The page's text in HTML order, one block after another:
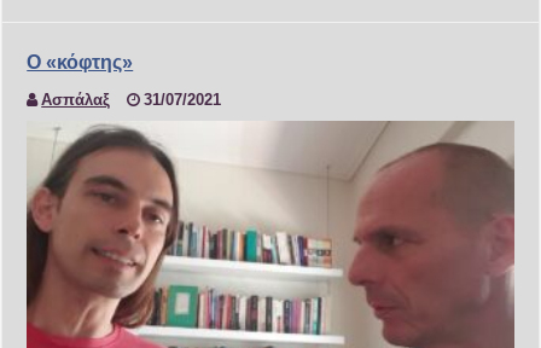
Ο «κόφτης»
Ασπάλαξ 31/07/2021